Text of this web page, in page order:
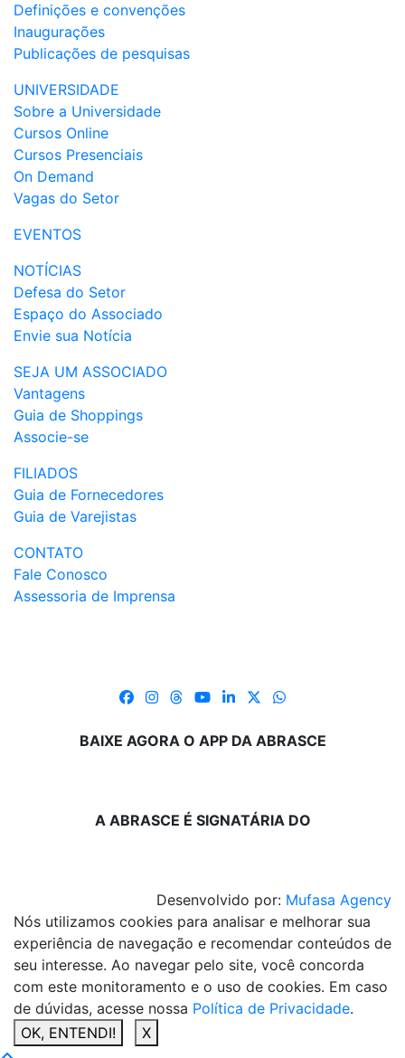
Definições e convenções
Inaugurações
Publicações de pesquisas
UNIVERSIDADE
Sobre a Universidade
Cursos Online
Cursos Presenciais
On Demand
Vagas do Setor
EVENTOS
NOTÍCIAS
Defesa do Setor
Espaço do Associado
Envie sua Notícia
SEJA UM ASSOCIADO
Vantagens
Guia de Shoppings
Associe-se
FILIADOS
Guia de Fornecedores
Guia de Varejistas
CONTATO
Fale Conosco
Assessoria de Imprensa
BAIXE AGORA O APP DA ABRASCE
A ABRASCE É SIGNATÁRIA DO
Desenvolvido por: Mufasa Agency
Nós utilizamos cookies para analisar e melhorar sua
experiência de navegação e recomendar conteúdos de
seu interesse. Ao navegar pelo site, você concorda
com este monitoramento e o uso de cookies. Em caso
de dúvidas, acesse nossa Política de Privacidade.
OK, ENTENDI!
X